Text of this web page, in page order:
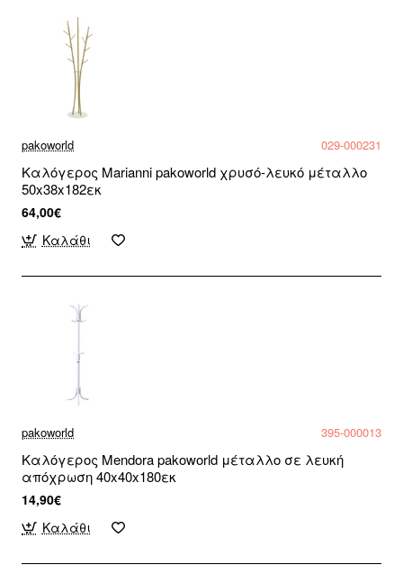
pakoworld 029-000231
Καλόγερος Marianni pakoworld χρυσό-λευκό μέταλλο
50x38x182εκ
64,00€
Καλάθι
pakoworld 395-000013
Καλόγερος Mendora pakoworld μέταλλο σε λευκή
απόχρωση 40x40x180εκ
14,90€
Καλάθι